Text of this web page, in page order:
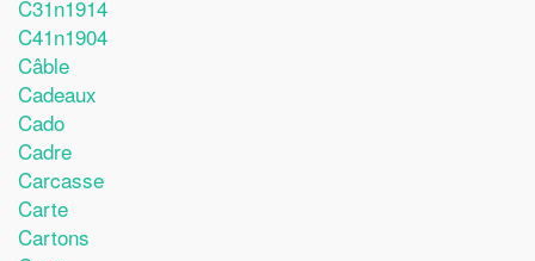
C31n1914
C41n1904
Câble
Cadeaux
Cado
Cadre
Carcasse
Carte
Cartons